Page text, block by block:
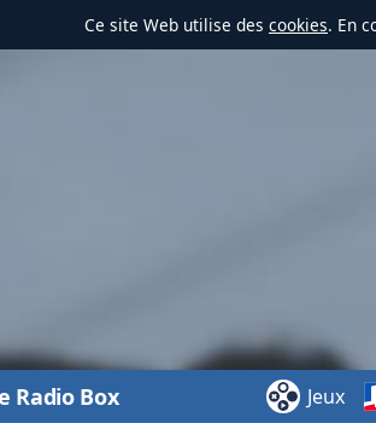
Ce site Web utilise des cookies. En
Radio Box Jeux